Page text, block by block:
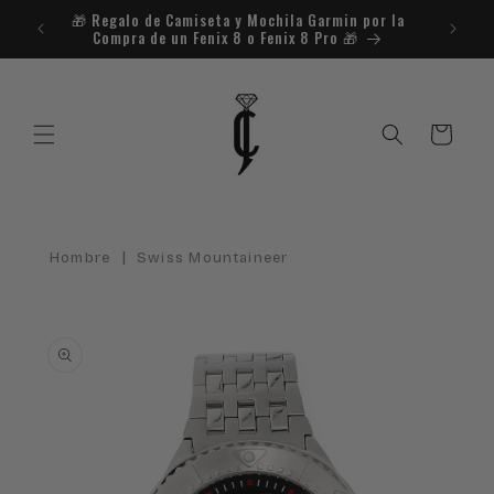
directamente
al contenido
🎁​ Regalo de Camiseta y Mochila Garmin por la
Compra de un Fenix 8 o Fenix 8 Pro 🎁​
Carrito
Hombre | Swiss Mountaineer
información